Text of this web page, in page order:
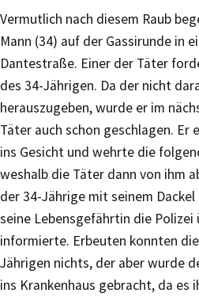
Vermutlich nach diesem Raub
Mann (34) auf der Gassirunde in
Dantestraße. Einer der Täter
des 34-Jährigen. Da der nicht
herauszugeben, wurde er im
Täter auch schon geschlagen. Er
ins Gesicht und wehrte die
weshalb die Täter dann von ihm
der 34-Jährige mit seinem
seine Lebensgefährtin die Polizei
informierte. Erbeuten konnten
Jährigen nichts, der aber wurde
ins Krankenhaus gebracht, da es